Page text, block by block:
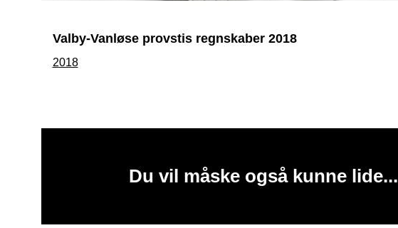
Valby-Vanløse provstis regnskaber 2018
2018
Du vil måske også kunne lide...